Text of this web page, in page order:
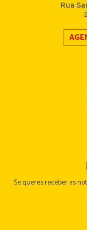
Rua
Se queres receber as